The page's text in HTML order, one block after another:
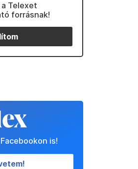
Telexet
forrásnak!
is!